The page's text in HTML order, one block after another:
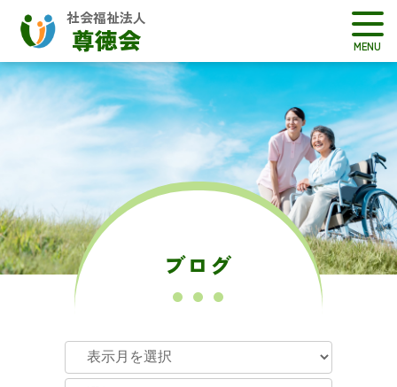
社会福祉法人
尊徳会
ブログ